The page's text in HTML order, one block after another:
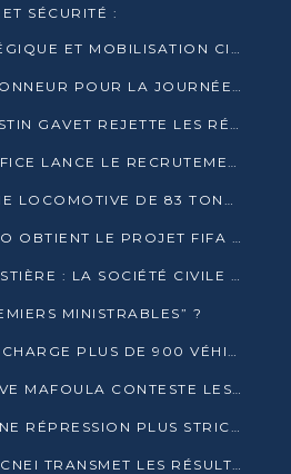
SÉCURITÉ :
CITOYENNE POUR NOTRE SOUVERAINETÉ NATIONALE
HENRI DJOMBO À L’HONNEUR POUR LA JOURNÉE MONDIALE DU THÉÂTRE
PRÉSIDENTIELLE : DESTIN GAVET REJETTE LES RÉSULTATS ET APPELLE À UN DIALOGUE NATIONAL
ENSEIGNEMENT : L’ENFICE LANCE LE RECRUTEMENT DE SA PREMIÈRE PROMOTION DE PROFESSEURS DES ÉCOLES
AGL MET SUR RAIL UNE LOCOMOTIVE DE 83 TONNES À POINTE-NOIRE
FOOTBALL : LE CONGO OBTIENT LE PROJET FIFA ARENA POUR SES 15 DÉPARTEMENTS
GOUVERNANCE FORESTIÈRE : LA SOCIÉTÉ CIVILE CONGOLAISE AFFICHE SES PRIORITÉS POUR 2026
MINISTRABLES” ?
CONGO TERMINAL DÉCHARGE PLUS DE 900 VÉHICULES EN QUELQUES HEURES
PRÉSIDENTIELLE : DAVE MAFOULA CONTESTE LES RÉSULTATS PROVISOIRES
LA DGSP ANNONCE UNE RÉPRESSION PLUS STRICTE CONTRE LES MOTO-TAXIS
PRÉSIDENTIELLE : LA CNEI TRANSMET LES RÉSULTATS PROVISOIRES À LA COUR CONSTITUTIONNELLE